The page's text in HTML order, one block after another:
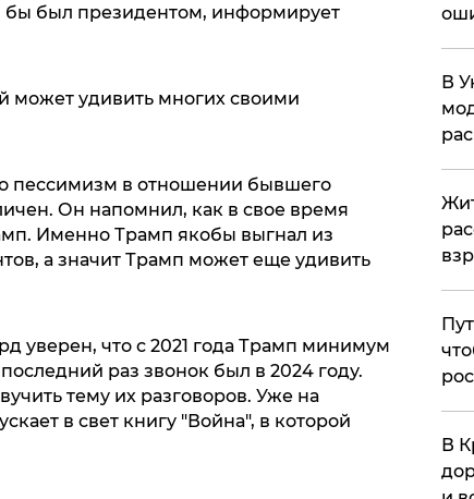
бы был президентом, информирует
может удивить многих своими
пессимизм в отношении бывшего
Он напомнил, как в свое время
Именно Трамп якобы выгнал из
а значит Трамп может еще удивить
уверен, что с 2021 года Трамп минимум
раз звонок был в 2024 году.
тему их разговоров. Уже на
в свет книгу "Война", в которой
В
В